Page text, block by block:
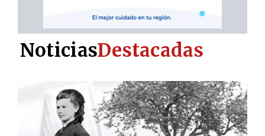
NoticiasDestacadas